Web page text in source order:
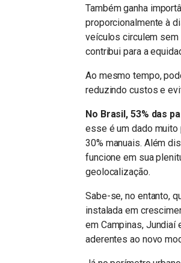
Também ganha
proporcionalmente à
veículos circulem sem
contribui para a
Ao mesmo tempo,
reduzindo custos e
No Brasil, 53% das
esse é um dado muito
30% manuais. Além
funcione em sua
geolocalização.
Sabe-se, no entanto,
instalada em
em Campinas,
aderentes ao novo